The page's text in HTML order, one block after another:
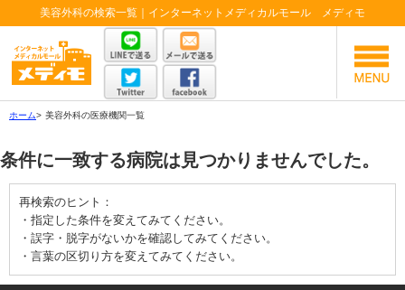
美容外科の検索一覧｜インターネットメディカルモール メディモ
ホーム> 美容外科の医療機関一覧
条件に一致する病院は見つかりませんでした。
再検索のヒント：
・指定した条件を変えてみてください。
・誤字・脱字がないかを確認してみてください。
・言葉の区切り方を変えてみてください。